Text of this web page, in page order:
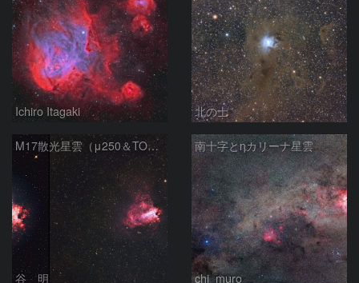
Ichiro Itagaki 北の士
M17散光星雲（μ250＆TOA130）
谷 明
南十字とηカリーナ星雲
chi_muro